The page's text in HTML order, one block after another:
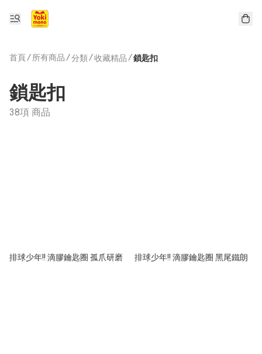
首頁/ 所有商品 /分類/收藏精品 /鎖匙扣
鎖匙扣
38項 商品
排球少年!! 滴膠鑰匙圈 孤爪研磨 排球少年!! 滴膠鑰匙圈 黑尾鐵朗